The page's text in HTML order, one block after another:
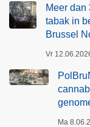
Meer
tabak in
Brussel
Vr
Ma